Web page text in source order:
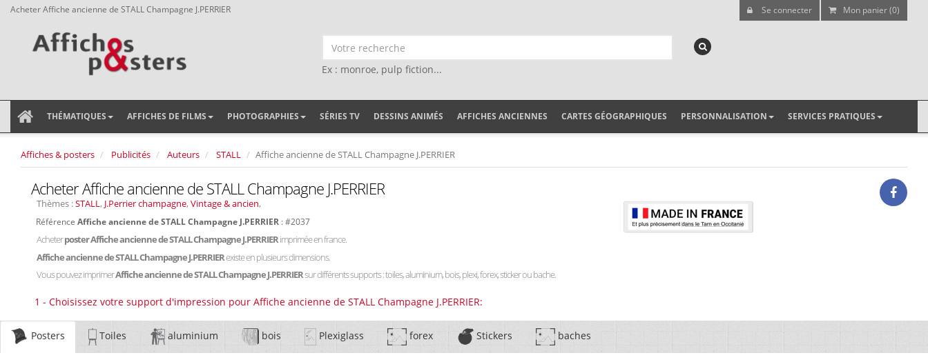
Acheter Affiche ancienne de STALL Champagne J.PERRIER Se connecter Mon panier (0)
Ex : monroe, pulp fiction...
THÉMATIQUES AFFICHES DE FILMS PHOTOGRAPHIES SÉRIES TV DESSINS ANIMÉS AFFICHES ANCIENNES CARTES GÉOGRAPHIQUES PERSONNALISATION SERVICES PRATIQUES
Affiches & posters Publicités Auteurs STALL Affiche ancienne de STALL Champagne J.PERRIER
Acheter Affiche ancienne de STALL Champagne J.PERRIER
Thèmes :STALL, J.Perrier champagne, Vintage & ancien,
Référence Affiche ancienne de STALL Champagne J.PERRIER : #2037
Acheterposter Affiche ancienne de STALL Champagne J.PERRIERimprimée en france.
Affiche ancienne de STALL Champagne J.PERRIERexiste en plusieurs dimensions.
Vous pouvez imprimerAffiche ancienne de STALL Champagne J.PERRIERsur différents supports : toiles, aluminium, bois, plexi, forex, sticker ou bache.
1 - Choisissez votre support d'impression pour Affiche ancienne de STALL Champagne J.PERRIER:
Posters Toiles aluminium bois Plexiglass forex Stickers baches